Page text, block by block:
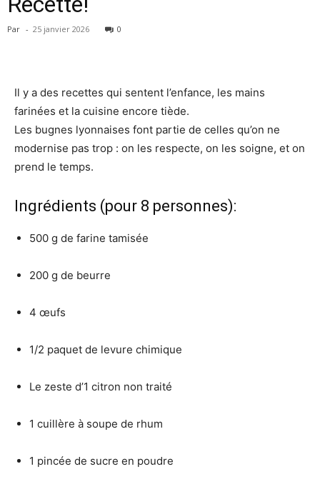
Par - 25 janvier 2026 0
Il y a des recettes qui sentent l’enfance, les mains
farinées et la cuisine encore tiède.
Les bugnes lyonnaises font partie de celles qu’on ne
modernise pas trop : on les respecte, on les soigne, et on
prend le temps.
Ingrédients (pour 8 personnes):
500 g de farine tamisée
200 g de beurre
4 œufs
1/2 paquet de levure chimique
Le zeste d’1 citron non traité
1 cuillère à soupe de rhum
1 pincée de sucre en poudre